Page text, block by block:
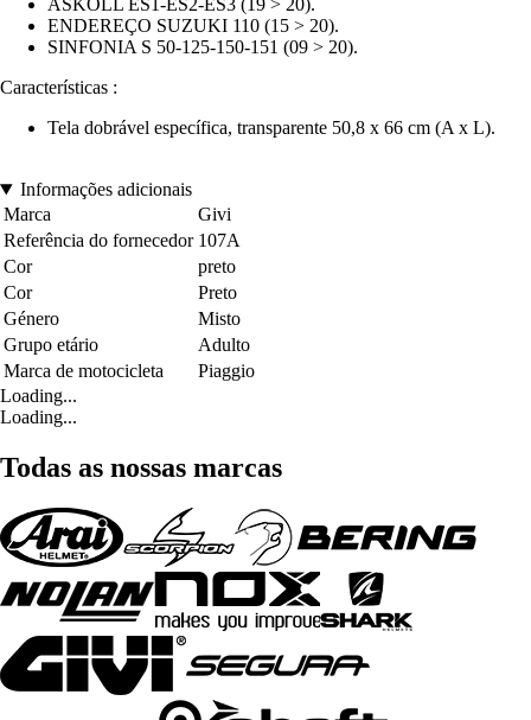
ASKOLL ES1-ES2-ES3 (19 > 20).
ENDEREÇO SUZUKI 110 (15 > 20).
SINFONIA S 50-125-150-151 (09 > 20).
Características :
Tela dobrável específica, transparente 50,8 x 66 cm (A x L).
Informações adicionais
Marca
Givi
Referência do fornecedor 107A
Cor
preto
Cor
Preto
Género
Misto
Grupo etário
Adulto
Marca de motocicleta
Piaggio
Loading...
Loading...
Todas as nossas marcas